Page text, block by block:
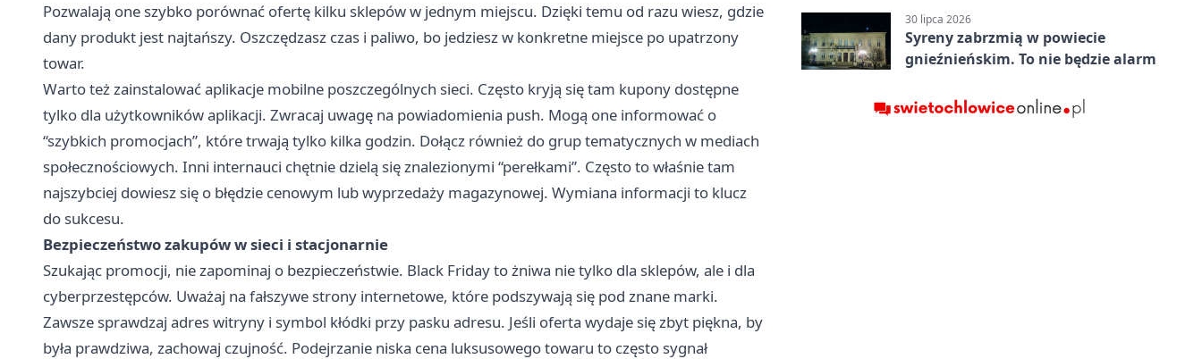
Pozwalają one szybko porównać ofertę kilku sklepów w jednym miejscu. Dzięki temu od razu wiesz, gdzie
dany produkt jest najtańszy. Oszczędzasz czas i paliwo, bo jedziesz w konkretne miejsce po upatrzony
towar.
Warto też zainstalować aplikacje mobilne poszczególnych sieci. Często kryją się tam kupony dostępne
tylko dla użytkowników aplikacji. Zwracaj uwagę na powiadomienia push. Mogą one informować o
“szybkich promocjach”, które trwają tylko kilka godzin. Dołącz również do grup tematycznych w mediach
społecznościowych. Inni internauci chętnie dzielą się znalezionymi “perełkami”. Często to właśnie tam
najszybciej dowiesz się o błędzie cenowym lub wyprzedaży magazynowej. Wymiana informacji to klucz
do sukcesu.
Bezpieczeństwo zakupów w sieci i stacjonarnie
Szukając promocji, nie zapominaj o bezpieczeństwie. Black Friday to żniwa nie tylko dla sklepów, ale i dla
cyberprzestępców. Uważaj na fałszywe strony internetowe, które podszywają się pod znane marki.
Zawsze sprawdzaj adres witryny i symbol kłódki przy pasku adresu. Jeśli oferta wydaje się zbyt piękna, by
była prawdziwa, zachowaj czujność. Podejrzanie niska cena luksusowego towaru to często sygnał
30 lipca 2026
Syreny zabrzmią w powiecie
gnieźnieńskim. To nie będzie alarm